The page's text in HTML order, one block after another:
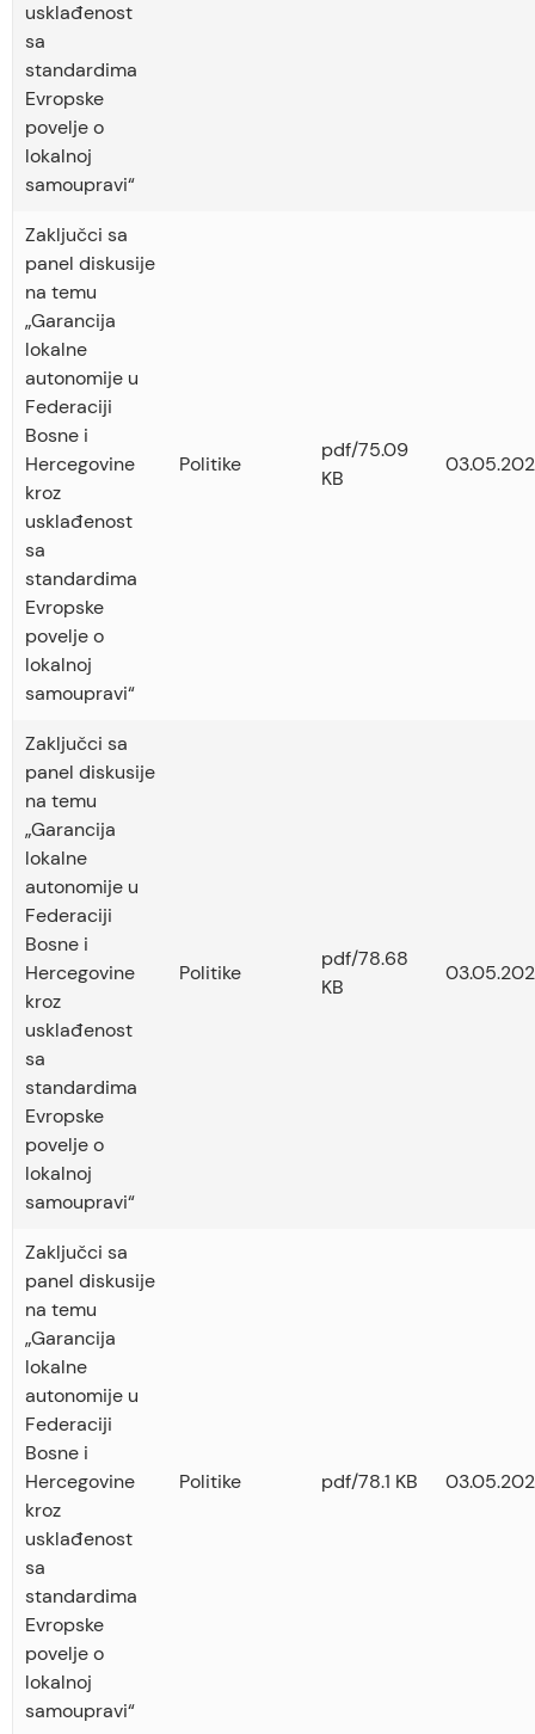
usklađenost
sa
standardima
Evropske
povelje o
lokalnoj
samoupravi“
Zaključci sa
panel diskusije
na temu
„Garancija
lokalne
autonomije u
Federaciji
Bosne i
Hercegovine
kroz
usklađenost
sa
standardima
Evropske
povelje o
lokalnoj
samoupravi“
Politike
pdf/75.09
KB
Zaključci sa
panel diskusije
na temu
„Garancija
lokalne
autonomije u
Federaciji
Bosne i
Hercegovine
kroz
usklađenost
sa
standardima
Evropske
povelje o
lokalnoj
samoupravi“
Politike
pdf/78.68
KB
Zaključci sa
panel diskusije
na temu
„Garancija
lokalne
autonomije u
Federaciji
Bosne i
Hercegovine
kroz
usklađenost
sa
standardima
Evropske
povelje o
lokalnoj
samoupravi“
Politike pdf/78.1 KB